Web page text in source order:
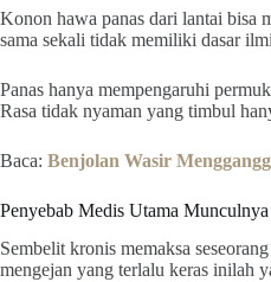
Konon hawa panas dari lantai bisa
sama sekali tidak memiliki dasar
Panas hanya mempengaruhi
Rasa tidak nyaman yang timbul
Baca: Benjolan Wasir
Penyebab Medis Utama
Sembelit kronis memaksa
mengejan yang terlalu keras inilah